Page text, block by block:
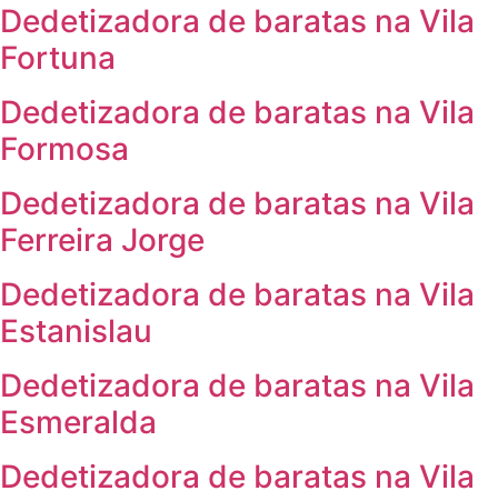
Dedetizadora de baratas na Vila
Fortuna
Dedetizadora de baratas na Vila
Formosa
Dedetizadora de baratas na Vila
Ferreira Jorge
Dedetizadora de baratas na Vila
Estanislau
Dedetizadora de baratas na Vila
Esmeralda
Dedetizadora de baratas na Vila